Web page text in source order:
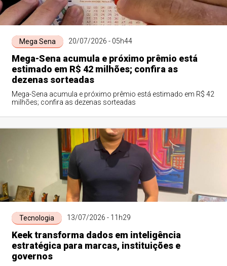
Mega Sena 20/07/2026 - 05h44
Mega-Sena acumula e próximo prêmio está
estimado em R$ 42 milhões; confira as
dezenas sorteadas
Mega-Sena acumula e próximo prêmio está estimado em R$ 42
milhões; confira as dezenas sorteadas
Tecnologia 13/07/2026 - 11h29
Keek transforma dados em inteligência
estratégica para marcas, instituições e
governos